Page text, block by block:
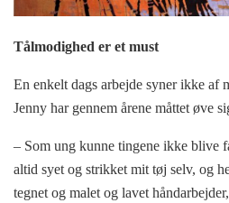
Tålmodighed er et must
En enkelt dags arbejde syner ikke af
Jenny har gennem årene måttet øve
– Som ung kunne tingene ikke blive
altid syet og strikket mit tøj selv, og
tegnet og malet og lavet